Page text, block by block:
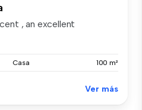
, an excellent
Casa 100 m²
Ver más